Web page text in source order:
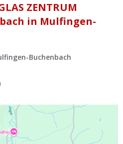
schon dabei?
eintragen
ZENTRUM
in Mulfingen-
Buchenbach